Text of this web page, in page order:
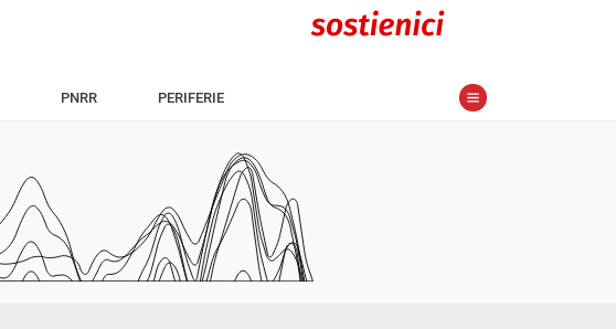
PNRR PERIFERIE